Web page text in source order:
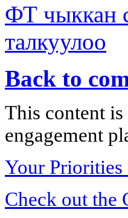
ФТ чыккан
талкуулоо
Back to
This content
engagement
Your
Check out the